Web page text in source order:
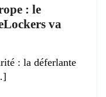
: le
va
: la déferlante